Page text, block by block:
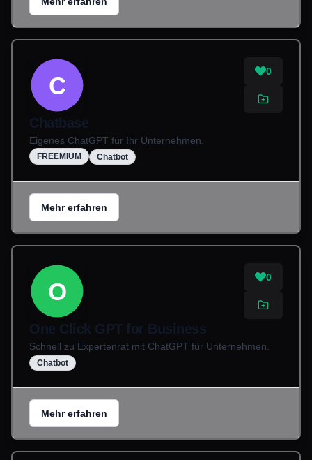
C
0
Chatbase
Eigenes ChatGPT für Ihr Unternehmen.
FREEMIUM Chatbot
Mehr erfahren
O
0
One Click GPT for Business
Schnell zu Expertenrat mit ChatGPT für Unternehmen.
Chatbot
Mehr erfahren